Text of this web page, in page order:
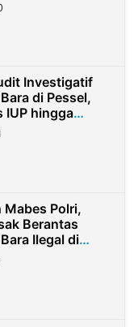
Investigatif
di Pessel,
IUP hingga
Mabes Polri,
Berantas
Ilegal di